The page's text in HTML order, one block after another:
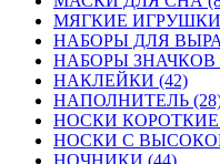
МЯГКИЕ ИГРУШКИ
НАБОРЫ ДЛЯ
НАБОРЫ ЗНАЧКОВ
НАКЛЕЙКИ (42)
НАПОЛНИТЕЛЬ
НОСКИ КОРОТКИЕ
НОСКИ С
НОЧНИКИ (44)